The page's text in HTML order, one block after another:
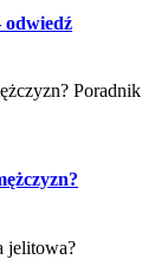
odwiedź